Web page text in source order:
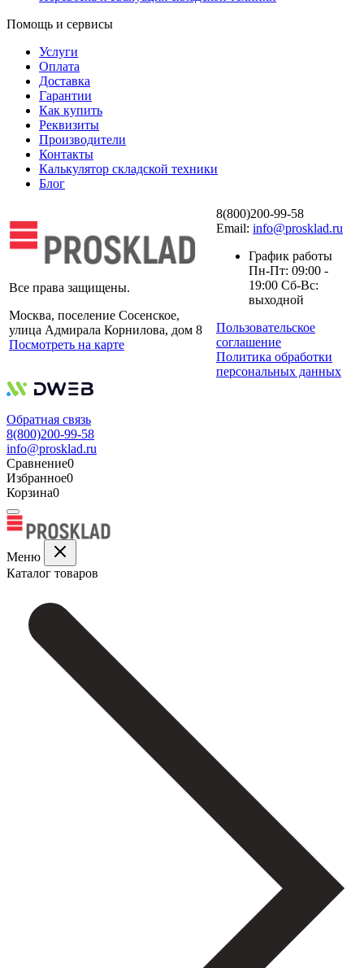
Помощь и сервисы
Услуги
Оплата
Доставка
Гарантии
Как купить
Реквизиты
Производители
Контакты
Калькулятор складской техники
Блог
Все права защищены.
Москва, поселение Сосенское,
улица Адмирала Корнилова, дом 8
Посмотреть на карте
8(800)200-99-58
Email: info@prosklad.ru
График работы
Пн-Пт: 09:00 -
19:00 Сб-Вс:
выходной
Пользовательское
соглашение
Политика обработки
персональных данных
Обратная связь
8(800)200-99-58
info@prosklad.ru
Сравнение0
Избранное0
Корзина0
Меню
Каталог товаров